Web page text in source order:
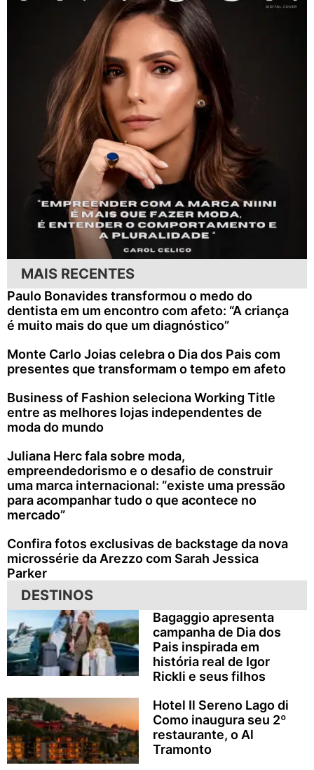
MAIS RECENTES
Paulo Bonavides transformou o medo do
dentista em um encontro com afeto: “A criança
é muito mais do que um diagnóstico”
Monte Carlo Joias celebra o Dia dos Pais com
presentes que transformam o tempo em afeto
Business of Fashion seleciona Working Title
entre as melhores lojas independentes de
moda do mundo
Juliana Herc fala sobre moda,
empreendedorismo e o desafio de construir
uma marca internacional: “existe uma pressão
para acompanhar tudo o que acontece no
mercado”
Confira fotos exclusivas de backstage da nova
microssérie da Arezzo com Sarah Jessica
Parker
DESTINOS
Bagaggio apresenta
campanha de Dia dos
Pais inspirada em
história real de Igor
Rickli e seus filhos
Hotel Il Sereno Lago di
Como inaugura seu 2º
restaurante, o Al
Tramonto